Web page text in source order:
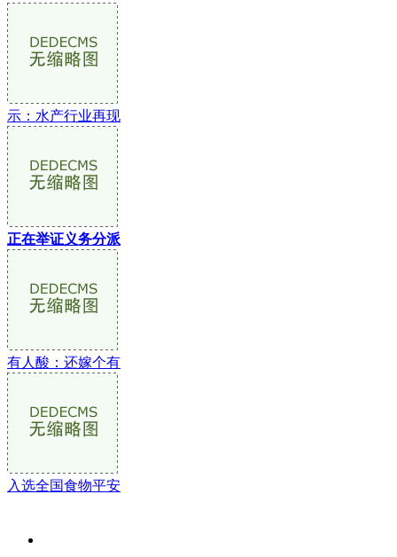
示：水产行业再现
正在举证义务分派
有人酸：还嫁个有
入选全国食物平安